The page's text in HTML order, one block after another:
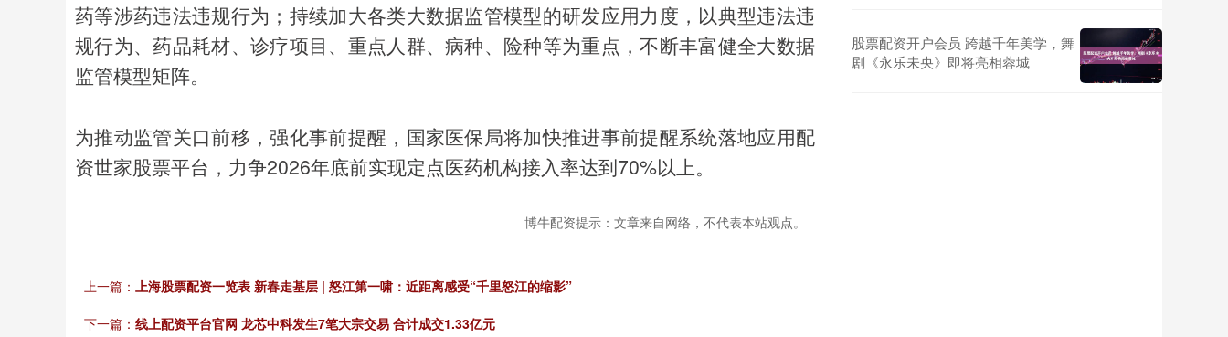
药等涉药违法违规行为；持续加大各类大数据监管模型的研发应用力度，以典型违法违
规行为、药品耗材、诊疗项目、重点人群、病种、险种等为重点，不断丰富健全大数据
监管模型矩阵。
为推动监管关口前移，强化事前提醒，国家医保局将加快推进事前提醒系统落地应用配
资世家股票平台，力争2026年底前实现定点医药机构接入率达到70%以上。
博牛配资提示：文章来自网络，不代表本站观点。
上一篇： 上海股票配资一览表 新春走基层 | 怒江第一啸：近距离感受“千里怒江的缩影”
下一篇： 线上配资平台官网 龙芯中科发生7笔大宗交易 合计成交1.33亿元
股票配资开户会员 跨越千年美学，舞
剧《永乐未央》即将亮相蓉城